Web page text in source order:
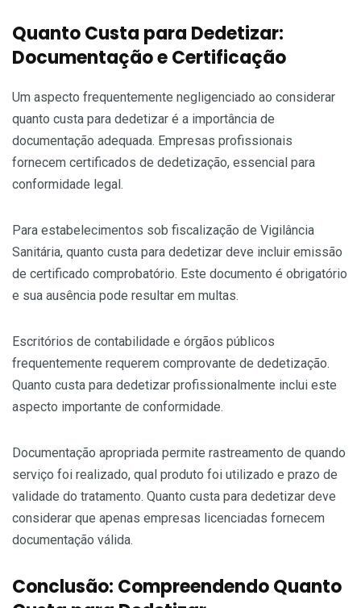
Quanto Custa para Dedetizar:
Documentação e Certificação
Um aspecto frequentemente negligenciado ao considerar
quanto custa para dedetizar é a importância de
documentação adequada. Empresas profissionais
fornecem certificados de dedetização, essencial para
conformidade legal.
Para estabelecimentos sob fiscalização de Vigilância
Sanitária, quanto custa para dedetizar deve incluir emissão
de certificado comprobatório. Este documento é obrigatório
e sua ausência pode resultar em multas.
Escritórios de contabilidade e órgãos públicos
frequentemente requerem comprovante de dedetização.
Quanto custa para dedetizar profissionalmente inclui este
aspecto importante de conformidade.
Documentação apropriada permite rastreamento de quando
serviço foi realizado, qual produto foi utilizado e prazo de
validade do tratamento. Quanto custa para dedetizar deve
considerar que apenas empresas licenciadas fornecem
documentação válida.
Conclusão: Compreendendo Quanto